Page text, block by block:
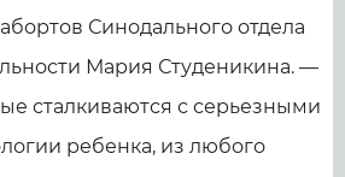
Синодального отдела
Мария Студеникина. —
сталкиваются с серьезными
ребенка, из любого